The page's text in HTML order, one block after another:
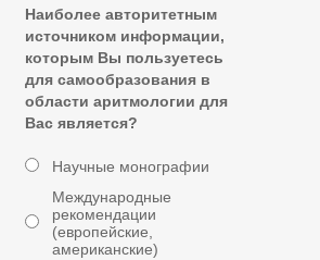
Наиболее авторитетным
источником информации,
которым Вы пользуетесь
для самообразования в
области аритмологии для
Вас является?
Научные монографии
Международные
рекомендации
(европейские,
американские)